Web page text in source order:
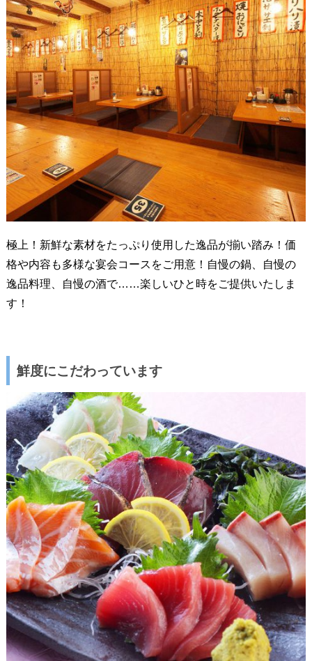
極上！新鮮な素材をたっぷり使用した逸品が揃い踏み！価
格や内容も多様な宴会コースをご用意！自慢の鍋、自慢の
逸品料理、自慢の酒で……楽しいひと時をご提供いたしま
す！
鮮度にこだわっています